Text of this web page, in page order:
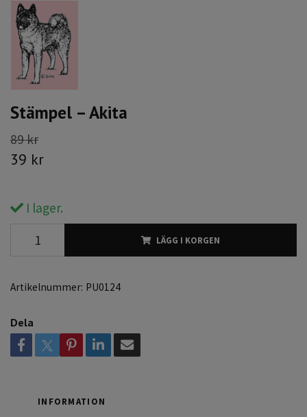
Stämpel – Akita
89 kr
39 kr
I lager.
LÄGG I KORGEN
Artikelnummer: PU0124
Dela
INFORMATION